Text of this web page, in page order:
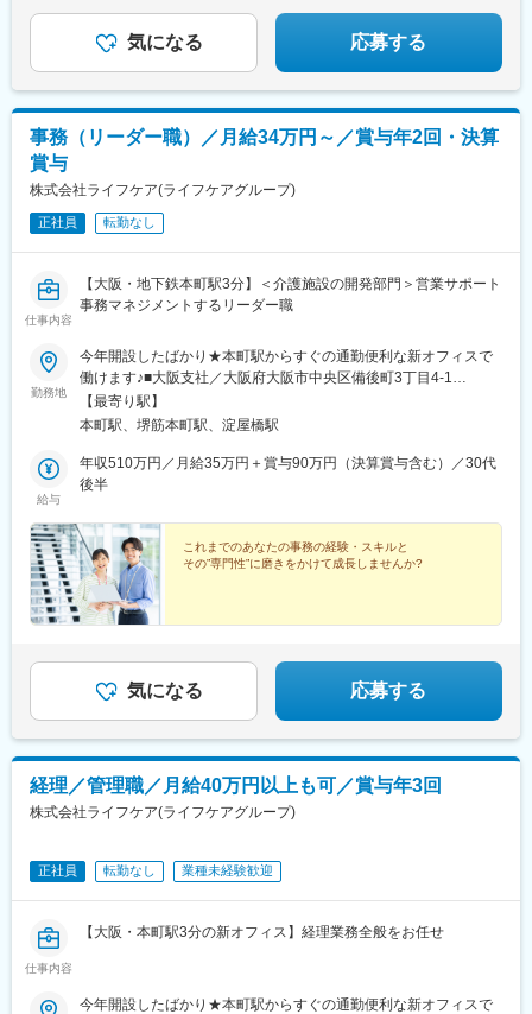
気になる 応募する
事務（リーダー職）／月給34万円～／賞与年2回・決算
賞与
株式会社ライフケア(ライフケアグループ)
正社員 転勤なし
仕事内容
【大阪・地下鉄本町駅3分】＜介護施設の開発部門＞営業サポート
事務マネジメントするリーダー職
勤務地
今年開設したばかり★本町駅からすぐの通勤便利な新オフィスで
働けます♪■大阪支社／大阪府大阪市中央区備後町3丁目4-1
NANKAI備後町ビル2階・大阪メトロ御堂筋本線「本町駅」より徒
歩3分・大阪メトロ中央線「堺筋本町駅」より徒歩5分※受動喫煙
【最寄り駅】
本町駅、堺筋本町駅、淀屋橋駅
給与
年収510万円／月給35万円＋賞与90万円（決算賞与含む）／30代
後半
これまでのあなたの事務の経験・スキルと
その”専門性”に磨きをかけて成長しませんか?
気になる 応募する
経理／管理職／月給40万円以上も可／賞与年3回
株式会社ライフケア(ライフケアグループ)
正社員 転勤なし 業種未経験歓迎
仕事内容
【大阪・本町駅3分の新オフィス】経理業務全般をお任せ
今年開設したばかり★本町駅からすぐの通勤便利な新オフィスで